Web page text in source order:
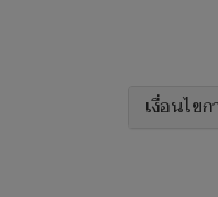
เงื่อนไข